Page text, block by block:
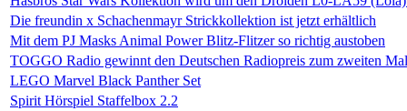
Die freundin x Schachenmayr Strickkollektion ist jetzt erhältlich
Mit dem PJ Masks Animal Power Blitz-Flitzer so richtig austoben
TOGGO Radio gewinnt den Deutschen Radiopreis zum zweiten
LEGO Marvel Black Panther Set
Spirit Hörspiel Staffelbox 2.2